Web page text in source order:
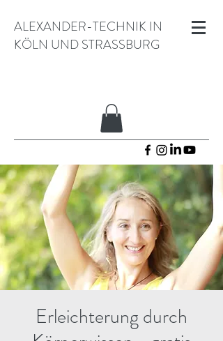
ALEXANDER-TECHNIK IN
KÖLN UND STRASSBURG
Erleichterung durch